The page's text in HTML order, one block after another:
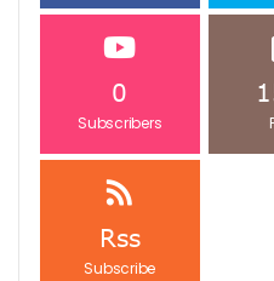
0
Subscribers
Rss
Subscribe